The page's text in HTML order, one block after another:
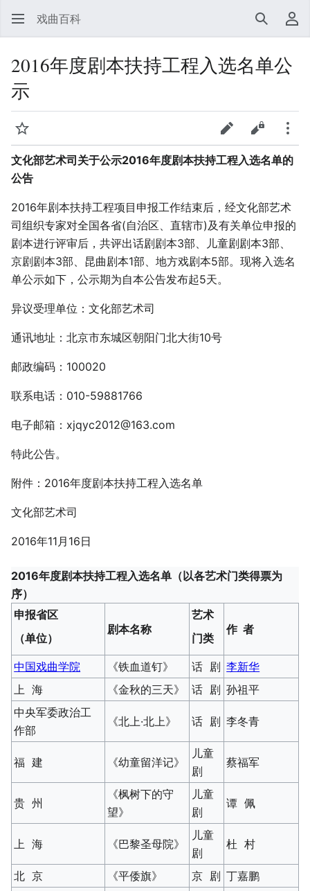
戏曲百科 搜索 用
2016年度剧本扶持工程入选名单公
示
监视 查看表单查看源代
更多
文化部艺术司关于公示2016年度剧本扶持工程入选名单的
公告
2016年剧本扶持工程项目申报工作结束后，经文化部艺术
司组织专家对全国各省(自治区、直辖市)及有关单位申报的
剧本进行评审后，共评出话剧剧本3部、儿童剧剧本3部、
京剧剧本3部、昆曲剧本1部、地方戏剧本5部。现将入选名
单公示如下，公示期为自本公告发布起5天。
异议受理单位：文化部艺术司
通讯地址：北京市东城区朝阳门北大街10号
邮政编码：100020
联系电话：010-59881766
电子邮箱：xjqyc2012@163.com
特此公告。
附件：2016年度剧本扶持工程入选名单
文化部艺术司
2016年11月16日
2016年度剧本扶持工程入选名单（以各艺术门类得票为
序）
申报省区
（单位）
剧本名称
艺术
门类
作 者
中国戏曲学院 《铁血道钉》 话 剧 李新华
上 海
《金秋的三天》 话 剧 孙祖平
中央军委政治工
作部
《北上·北上》 话 剧 李冬青
福 建 《幼童留洋记》
儿童
剧
蔡福军
贵 州
《枫树下的守
望》
儿童
剧
谭 佩
上 海 《巴黎圣母院》
儿童
剧
杜 村
北 京 《平倭旗》 京 剧 丁嘉鹏